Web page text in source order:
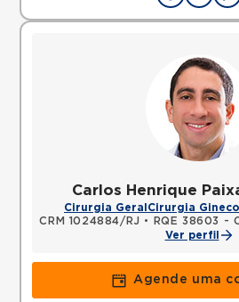
Carlos Henrique
Cirurgia Geral Cirurgia
CRM 1024884/RJ • RQE 38603 -
Ver perfil
Agende uma